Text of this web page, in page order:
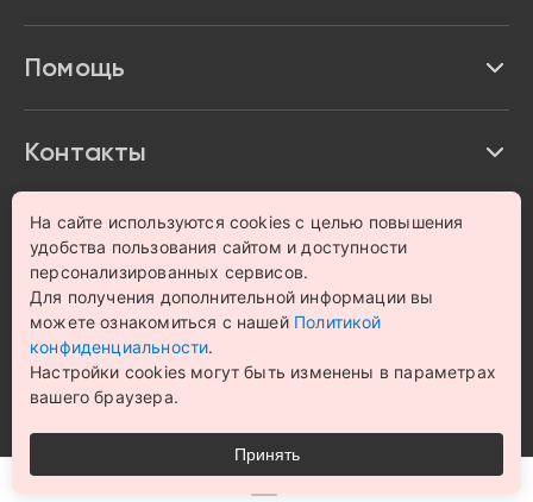
Акции и скидки
Возврат товара
Политика конфиденциальности
Согласие на обработку персональных данных
Помощь
Карта сайта
Контакты
8 800 222 63 53
© 1993 – 2026 Магазин бытовой техники и электроники
«Impulse». Все права защищены.
Цена на сайте носит информационный характер и не
является публичной офертой
На сайте используются cookies с целью повышения
удобства пользования сайтом и доступности
персонализированных сервисов.
Для получения дополнительной информации вы
можете ознакомиться с нашей Политикой
конфиденциальности.
Настройки cookies могут быть изменены в параметрах
вашего браузера.
Принять